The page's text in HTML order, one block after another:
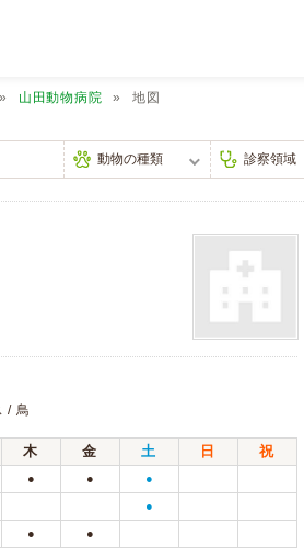
山田動物病院 地図
/ 鳥
木 金 土 日
祝
● ● ●
●
● ●